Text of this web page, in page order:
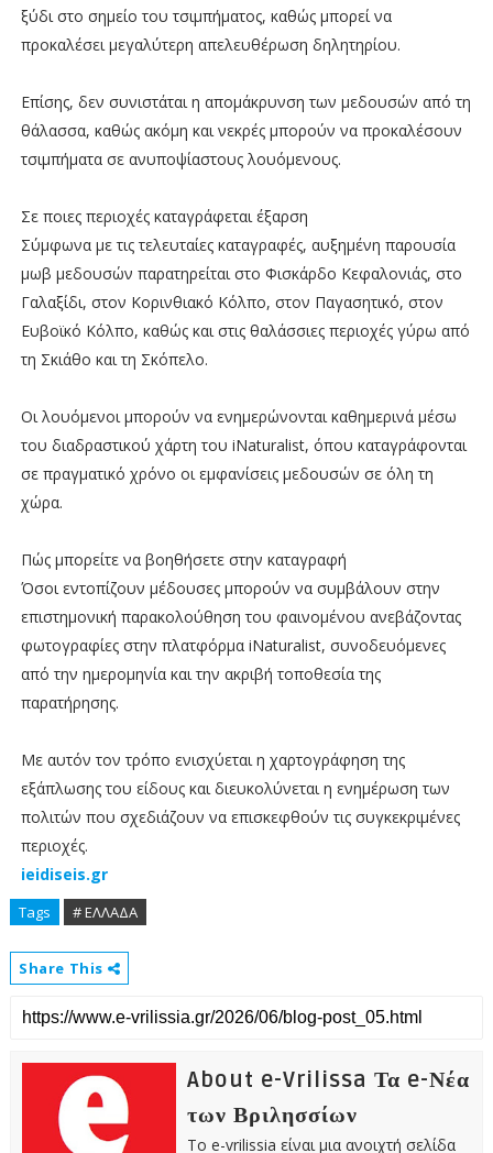
ξύδι στο σημείο του τσιμπήματος, καθώς μπορεί να
προκαλέσει μεγαλύτερη απελευθέρωση δηλητηρίου.
Επίσης, δεν συνιστάται η απομάκρυνση των μεδουσών από τη
θάλασσα, καθώς ακόμη και νεκρές μπορούν να προκαλέσουν
τσιμπήματα σε ανυποψίαστους λουόμενους.
Σε ποιες περιοχές καταγράφεται έξαρση
Σύμφωνα με τις τελευταίες καταγραφές, αυξημένη παρουσία
μωβ μεδουσών παρατηρείται στο Φισκάρδο Κεφαλονιάς, στο
Γαλαξίδι, στον Κορινθιακό Κόλπο, στον Παγασητικό, στον
Ευβοϊκό Κόλπο, καθώς και στις θαλάσσιες περιοχές γύρω από
τη Σκιάθο και τη Σκόπελο.
Οι λουόμενοι μπορούν να ενημερώνονται καθημερινά μέσω
του διαδραστικού χάρτη του iNaturalist, όπου καταγράφονται
σε πραγματικό χρόνο οι εμφανίσεις μεδουσών σε όλη τη
χώρα.
Πώς μπορείτε να βοηθήσετε στην καταγραφή
Όσοι εντοπίζουν μέδουσες μπορούν να συμβάλουν στην
επιστημονική παρακολούθηση του φαινομένου ανεβάζοντας
φωτογραφίες στην πλατφόρμα iNaturalist, συνοδευόμενες
από την ημερομηνία και την ακριβή τοποθεσία της
παρατήρησης.
Με αυτόν τον τρόπο ενισχύεται η χαρτογράφηση της
εξάπλωσης του είδους και διευκολύνεται η ενημέρωση των
πολιτών που σχεδιάζουν να επισκεφθούν τις συγκεκριμένες
περιοχές.
ieidiseis.gr
Tags # ΕΛΛΑΔΑ
Share This
About e-Vrilissa Τα e-Νέα
των Βριλησσίων
Το e-vrilissia είναι μια ανοιχτή σελίδα